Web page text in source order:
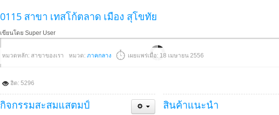
0115 สาขา เทสโก้ตลาด เมือง สุโขทัย
เขียนโดย Super User
หมวดหลัก: สาขาของเรา หมวด: ภาคกลาง เผยแพร่เมื่อ: 18 เมษายน 2556
ฮิต: 5296
กิจกรรมสะสมแสตมป์ สินค้าแนะนำ